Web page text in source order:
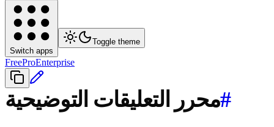
Switch apps
Toggle theme
FreeProEnterprise
محرر التعليقات التوضيحية#